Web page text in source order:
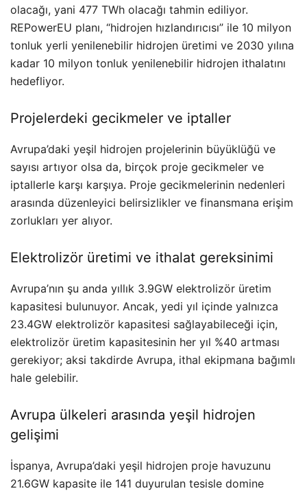
olacağı, yani 477 TWh olacağı tahmin ediliyor.
REPowerEU planı, “hidrojen hızlandırıcısı” ile 10 milyon
tonluk yerli yenilenebilir hidrojen üretimi ve 2030 yılına
kadar 10 milyon tonluk yenilenebilir hidrojen ithalatını
hedefliyor.
Projelerdeki gecikmeler ve iptaller
Avrupa’daki yeşil hidrojen projelerinin büyüklüğü ve
sayısı artıyor olsa da, birçok proje gecikmeler ve
iptallerle karşı karşıya. Proje gecikmelerinin nedenleri
arasında düzenleyici belirsizlikler ve finansmana erişim
zorlukları yer alıyor.
Elektrolizör üretimi ve ithalat gereksinimi
Avrupa’nın şu anda yıllık 3.9GW elektrolizör üretim
kapasitesi bulunuyor. Ancak, yedi yıl içinde yalnızca
23.4GW elektrolizör kapasitesi sağlayabileceği için,
elektrolizör üretim kapasitesinin her yıl %40 artması
gerekiyor; aksi takdirde Avrupa, ithal ekipmana bağımlı
hale gelebilir.
Avrupa ülkeleri arasında yeşil hidrojen
gelişimi
İspanya, Avrupa’daki yeşil hidrojen proje havuzunu
21.6GW kapasite ile 141 duyurulan tesisle domine